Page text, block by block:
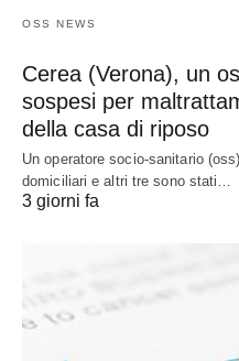
OSS NEWS
Cerea (Verona), un
sospesi per
della casa di riposo
Un operatore socio-sanitario
domiciliari e altri tre sono stati…
3 giorni fa